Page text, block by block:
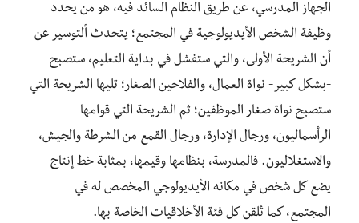
الجهاز المدرسي، عن طريق النظام السائد فيه، هو من يحدد
وظيفة الشخص الأيديولوجية في المجتمع؛ يتحدث ألتوسير عن
أن الشريحة الأولى، والتي ستفشل في بداية التعليم، ستصبح
-بشكل كبير- نواة العمال، والفلاحين الصغار؛ تليها الشريحة التي
ستصبح نواة صغار الموظفين؛ ثم الشريحة التي قوامها
الرأسماليون، ورجال الإدارة، ورجال القمع من الشرطة والجيش،
والاستغلاليون. فالمدرسة، بنظامها وقيمها، بمثابة خط إنتاج
يضع كل شخص في مكانه الأيديولوجي المخصص له في
المجتمع، كما تُلقن كل فئة الأخلاقيات الخاصة بها.